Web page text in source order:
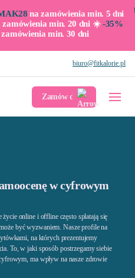
na zamówienia min. 5 dni
zamówienia min. 20 dni ☀️-35%
zamówienia min. 30 dni
biuro@fitkalorie.pl
Zamów dietę
w cyfrowym
online i offline często splatają się
być wyzwaniem. Nasze profile na
na których prezentujemy
To, w jaki sposób postrzegamy siebie
ma wpływ na nasze zdrowie